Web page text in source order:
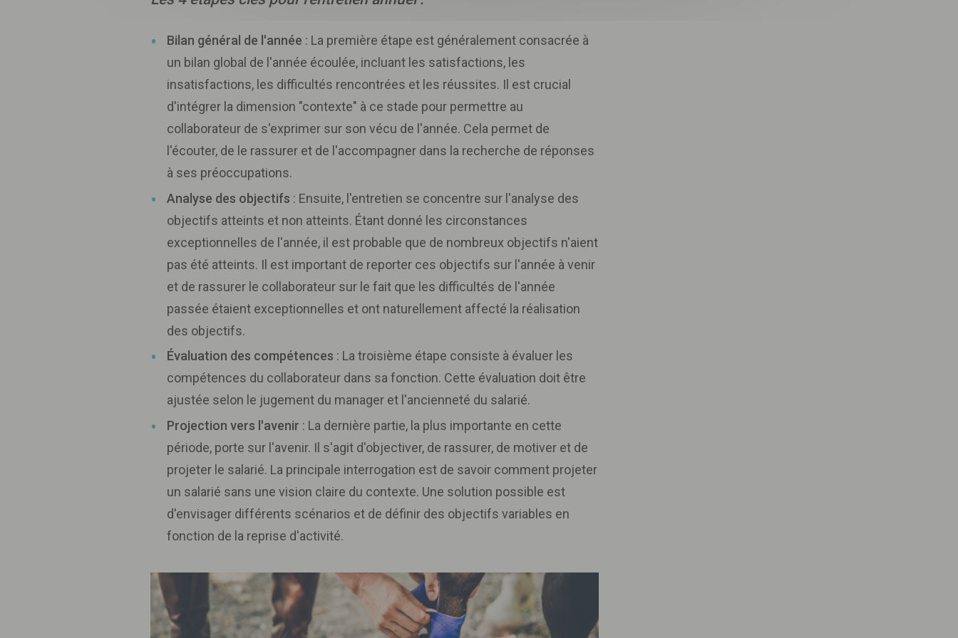
Bilan général de l'année : La première étape est généralement consacrée à
un bilan global de l'année écoulée, incluant les satisfactions, les
insatisfactions, les difficultés rencontrées et les réussites. Il est crucial
d'intégrer la dimension "contexte" à ce stade pour permettre au
collaborateur de s'exprimer sur son vécu de l'année. Cela permet de
l'écouter, de le rassurer et de l'accompagner dans la recherche de réponses
à ses préoccupations.
Analyse des objectifs : Ensuite, l'entretien se concentre sur l'analyse des
objectifs atteints et non atteints. Étant donné les circonstances
exceptionnelles de l'année, il est probable que de nombreux objectifs n'aient
pas été atteints. Il est important de reporter ces objectifs sur l'année à venir
et de rassurer le collaborateur sur le fait que les difficultés de l'année
passée étaient exceptionnelles et ont naturellement affecté la réalisation
des objectifs.
Évaluation des compétences : La troisième étape consiste à évaluer les
compétences du collaborateur dans sa fonction. Cette évaluation doit être
ajustée selon le jugement du manager et l'ancienneté du salarié.
Projection vers l'avenir : La dernière partie, la plus importante en cette
période, porte sur l'avenir. Il s'agit d'objectiver, de rassurer, de motiver et de
projeter le salarié. La principale interrogation est de savoir comment projeter
un salarié sans une vision claire du contexte. Une solution possible est
d'envisager différents scénarios et de définir des objectifs variables en
fonction de la reprise d'activité.